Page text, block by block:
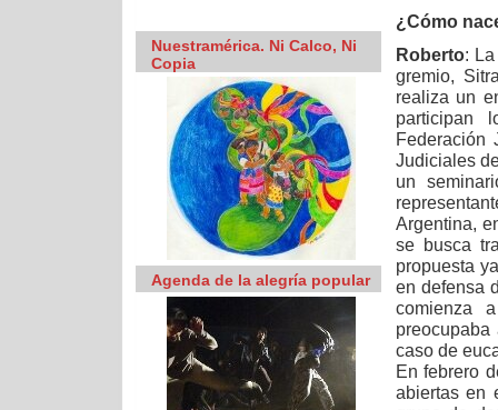
Nuestramérica. Ni Calco, Ni
Copia
Agenda de la alegría popular
¿Cómo
Roberto:
gremio,
realiza un
participan
Federación
Judiciales
un
Argentina,
se busca
propuesta
en defensa
comienza
caso de
En febrero
abiertas en